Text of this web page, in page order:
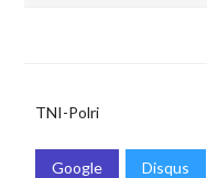
TNI-Polri
Google Disqus